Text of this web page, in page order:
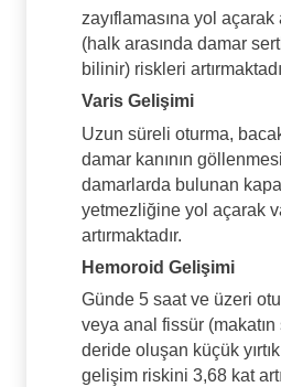
zayıflamasına yol
(halk arasında damar
bilinir) riskleri
Varis Gelişimi
Uzun süreli oturma,
damar kanının
damarlarda bulunan
yetmezliğine yol açarak
artırmaktadır.
Hemoroid Gelişimi
Günde 5 saat ve üzeri
veya anal fissür (makatın
deride oluşan küçük
gelişim riskini 3,68 kat